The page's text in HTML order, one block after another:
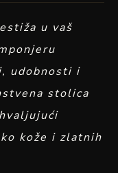
u vaš
udobnosti i
stolica
kože i zlatnih